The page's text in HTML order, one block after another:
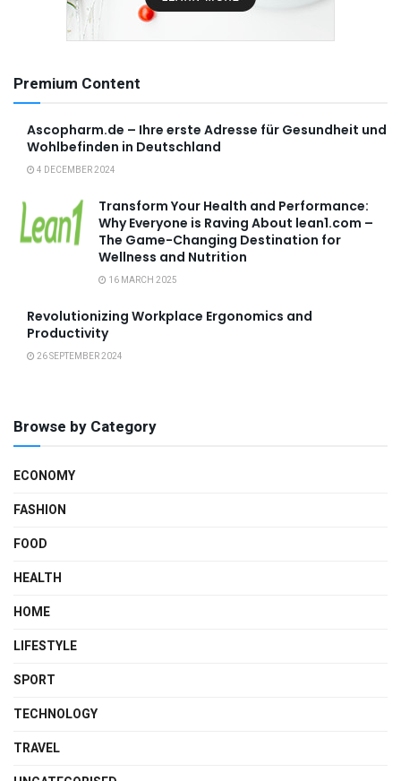
Premium Content
Ascopharm.de – Ihre erste Adresse für Gesundheit und
Wohlbefinden in Deutschland
4 DECEMBER 2024
Transform Your Health and Performance:
Why Everyone is Raving About lean1.com –
The Game-Changing Destination for
Wellness and Nutrition
16 MARCH 2025
Revolutionizing Workplace Ergonomics and
Productivity
26 SEPTEMBER 2024
Browse by Category
ECONOMY
FASHION
FOOD
HEALTH
HOME
LIFESTYLE
SPORT
TECHNOLOGY
TRAVEL